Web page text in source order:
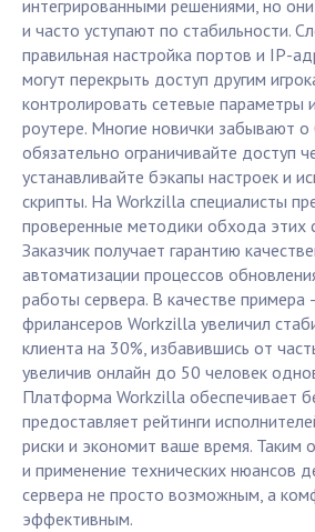
интегрированными решениями, но
и часто уступают по стабильности.
правильная настройка портов и IP-
могут перекрыть доступ другим
контролировать сетевые параметры
роутере. Многие новички забывают
обязательно ограничивайте доступ
устанавливайте бэкапы настроек и
скрипты. На Workzilla специалисты
проверенные методики обхода этих
Заказчик получает гарантию
автоматизации процессов
работы сервера. В качестве примера
фрилансеров Workzilla увеличил
клиента на 30%, избавившись от
увеличив онлайн до 50 человек
Платформа Workzilla обеспечивает
предоставляет рейтинги
риски и экономит ваше время. Таким
и применение технических нюансов
сервера не просто возможным, а
эффективным.